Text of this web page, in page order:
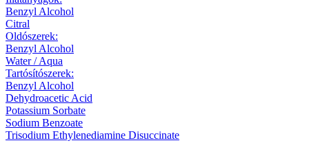
Benzyl Alcohol
Citral
Oldószerek:
Benzyl Alcohol
Water / Aqua
Tartósítószerek:
Benzyl Alcohol
Dehydroacetic Acid
Potassium Sorbate
Sodium Benzoate
Trisodium Ethylenediamine Disuccinate